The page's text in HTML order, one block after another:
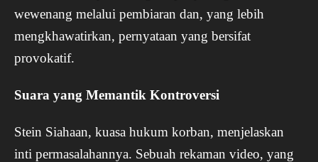
wewenang melalui pembiaran dan, yang lebih
mengkhawatirkan, pernyataan yang bersifat
provokatif.
Suara yang Memantik Kontroversi
Stein Siahaan, kuasa hukum korban, menjelaskan
inti permasalahannya. Sebuah rekaman video, yang